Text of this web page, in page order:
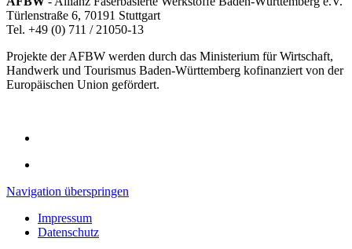
Türlenstraße 6, 70191 Stuttgart
Tel. +49 (0) 711 / 21050-13
Projekte der AFBW werden durch das Ministerium für Wirtschaft,
Handwerk und Tourismus Baden-Württemberg kofinanziert von der
Europäischen Union gefördert.
Navigation überspringen
Impressum
Datenschutz